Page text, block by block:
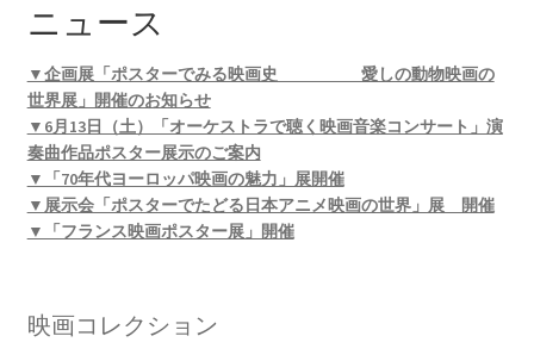
ニュース
▼企画展「ポスターでみる映画史 愛しの動物映画の
世界展」開催のお知らせ
▼6月13日（土）「オーケストラで聴く映画音楽コンサート」演
奏曲作品ポスター展示のご案内
▼「70年代ヨーロッパ映画の魅力」展開催
▼展示会「ポスターでたどる日本アニメ映画の世界」展 開催
▼「フランス映画ポスター展」開催
映画コレクション